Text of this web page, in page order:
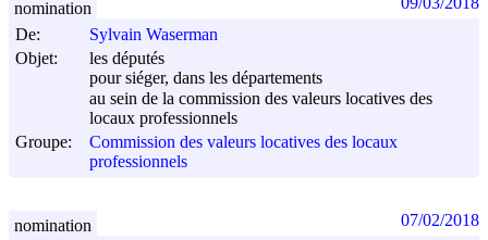
De:
Sylvain Waserman
Objet:
les députés
pour siéger, dans les départements
au sein de la commission des valeurs locatives des
locaux professionnels
Groupe:
Commission des valeurs locatives des locaux
professionnels
nomination
nomination 07/02/2018